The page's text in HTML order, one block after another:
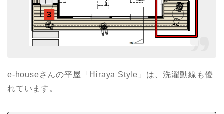
e-houseさんの平屋「Hiraya Style」は、洗濯動線も優
れています。